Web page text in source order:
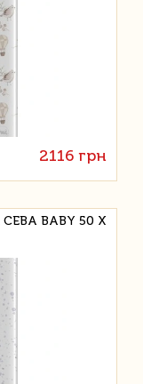
2116 грн
BABY 50 Х